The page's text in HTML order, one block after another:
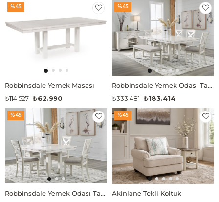
Robbinsdale Yemek Masası
₺62.990
₺114.527
%45
Robbinsdale Yemek Odası Takımı
₺183.414
₺333.481
%45
Robbinsdale Yemek Odası Takımı
%45
Akinlane Tekli Koltuk
%45